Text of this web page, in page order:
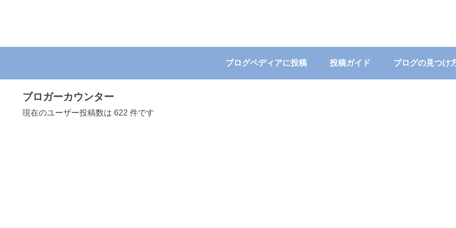
ブログペディアに投稿 投稿ガイド ブログの見つけ
ブロガーカウンター
現在のユーザー投稿数は 622 件です